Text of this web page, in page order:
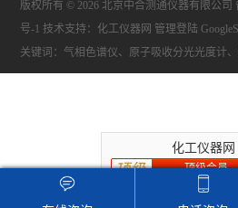
版权所有 © 2026 北京中合测通仪器有限公司
号-1 技术支持： 化工仪器网 管理登陆
关键词：气相色谱仪、原子吸收分光光度计
化工仪器网
顶级会员
推荐收藏该企业